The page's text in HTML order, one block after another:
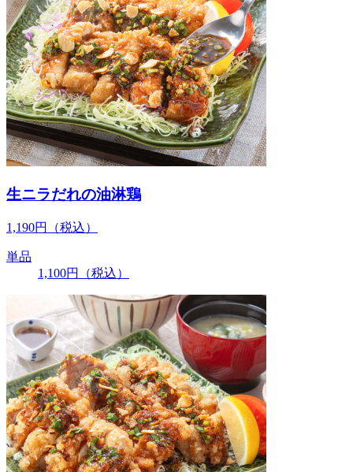
生ニラだれの油淋鶏
1,190円 （税込）
単品
1,100円 （税込）